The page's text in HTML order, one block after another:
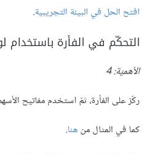
افتح الحل في البيئة التجريبية.
التحكّم في الفأرة باستخدام
الأهميّة: 4
ركّز على الفأرة، ثمّ استخدم مفاتيح
كما في المثال منهنا.